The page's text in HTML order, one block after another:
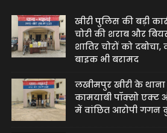
खीरी पुलिस की बड़ी
चोरी की शराब और
शातिर चोरों को
बाइक भी बरामद
लखीमपुर खीरी के
कामयाबी पॉक्सो एक्ट
में वांछित आरोपी गगन